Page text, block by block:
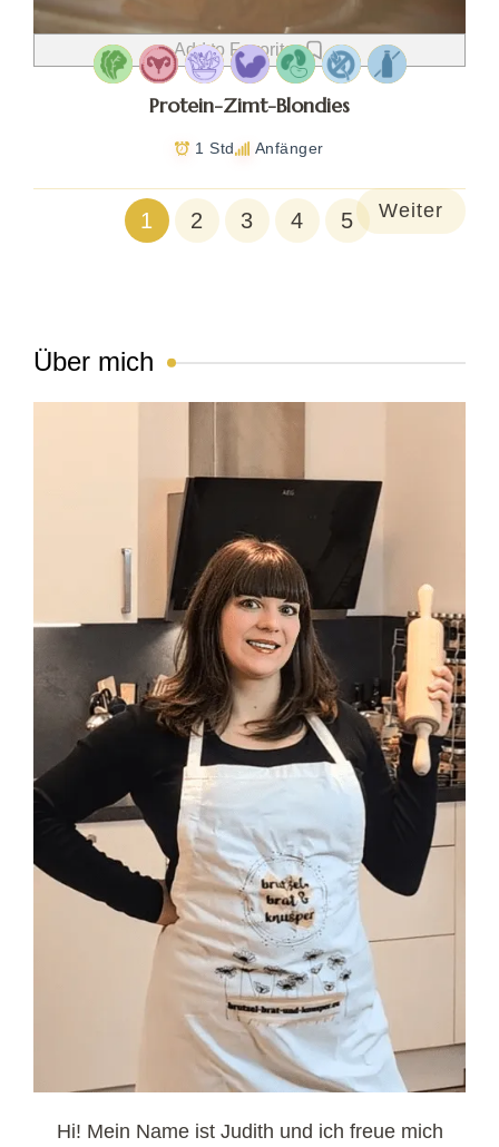
Add to Favorites
Protein-Zimt-Blondies
1 Std Anfänger
1 2 3 4 5 Weiter
Über mich
Hi! Mein Name ist Judith und ich freue mich